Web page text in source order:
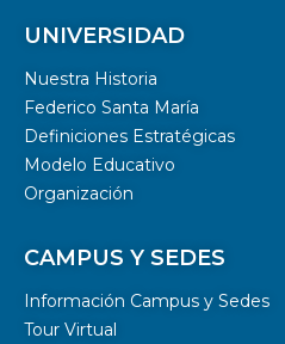
UNIVERSIDAD
Nuestra Historia
Federico Santa María
Definiciones Estratégicas
Modelo Educativo
Organización
CAMPUS Y SEDES
Información Campus y Sedes
Tour Virtual